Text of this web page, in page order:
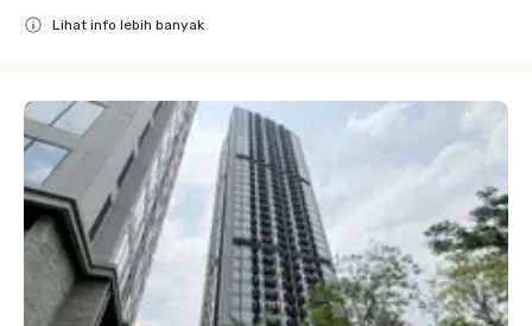
Lihat info lebih banyak